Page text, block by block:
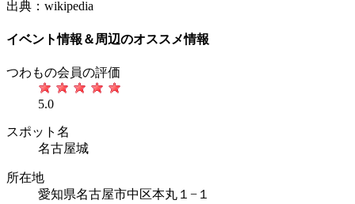
出典：wikipedia
イベント情報＆周辺のオススメ情報
つわもの会員の評価
5.0
スポット名
名古屋城
所在地
愛知県名古屋市中区本丸１−１